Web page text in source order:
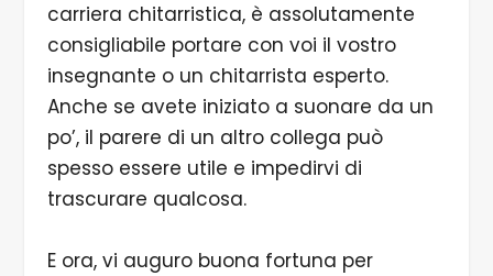
carriera chitarristica, è assolutamente
consigliabile portare con voi il vostro
insegnante o un chitarrista esperto.
Anche se avete iniziato a suonare da un
po’, il parere di un altro collega può
spesso essere utile e impedirvi di
trascurare qualcosa.
E ora, vi auguro buona fortuna per